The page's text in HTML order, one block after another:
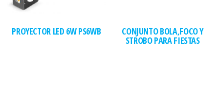
PROYECTOR LED 6W PS6WB CONJUNTO BOLA,FOCO Y
STROBO PARA FIESTAS